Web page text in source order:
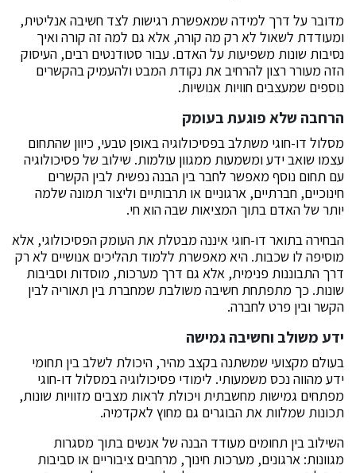
מדובר על דרך למידה שמאפשרת רגישות לצד חשיבה אנליטית,
ומעודדת לשאול לא רק מה קורה, אלא גם למה זה קורה ואיך
נסיבות שונות משפיעות על האדם. עבור סטודנטים רבים, העיסוק
הזה מעורר רצון להרחיב את נקודת המבט ולהעמיק בהקשרים
נוספים שמעצבים חוויות אנושיות.
הרחבה שלא פוגעת בעומק
מסלול דו-חוגי משתלב בפסיכולוגיה באופן טבעי, כיוון שהתחום
עצמו שואב ידע ומשמעות ממגוון עולמות. שילוב של פסיכולוגיה
עם תחום נוסף מאפשר לחבר בין הבנה נפשית לבין הקשרים
חינוכיים, חברתיים, ארגוניים או תרבותיים וליצור תמונה שלמה
יותר של האדם בתוך המציאות שבה הוא חי.
הבחירה בתואר דו-חוגי איננה מבטלת את העומק הפסיכולוגי, אלא
מוסיפה לו שכבות. היא מאפשרת ללמוד תהליכים אנושיים לא רק
דרך התבוננות פנימית, אלא גם דרך מערכות, מוסדות וסביבות
שונות. כך מתפתחת חשיבה משולבת שמחברת בין תאוריה לבין
הקשר ובין פרט לחברה.
ידע משולב וחשיבה גמישה
בעולם מקצועי שמשתנה בקצב מהיר, היכולת לשלב בין תחומי
ידע מהווה נכס משמעותי. לימודי פסיכולוגיה במסלול דו-חוגי
מפתחים גמישות מחשבתית ויכולת לראות מצבים מזוויות שונות,
תכונות שמלוות את הבוגרים גם מחוץ לאקדמיה.
השילוב בין תחומים מעודד הבנה של אנשים בתוך מסגרות
מגוונות: ארגונים, מערכות חינוך, מרחבים ציבוריים או סביבות